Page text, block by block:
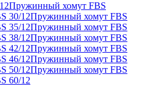
Пружинный хомут FBS
30/12Пружинный хомут FBS
35/12Пружинный хомут FBS
38/12Пружинный хомут FBS
42/12Пружинный хомут FBS
46/12Пружинный хомут FBS
50/12Пружинный хомут FBS
60/12